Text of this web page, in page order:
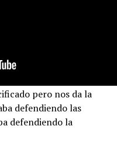
pero nos da la
defendiendo las
defendiendo la